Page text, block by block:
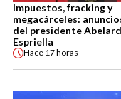
Impuestos, fracking y
megacárceles:
del presidente
Espriella
Hace 17 horas